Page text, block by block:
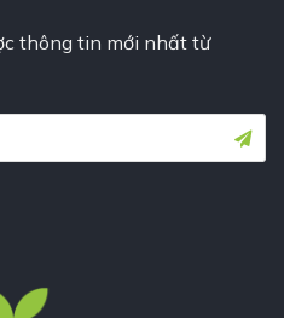
thông tin mới nhất từ